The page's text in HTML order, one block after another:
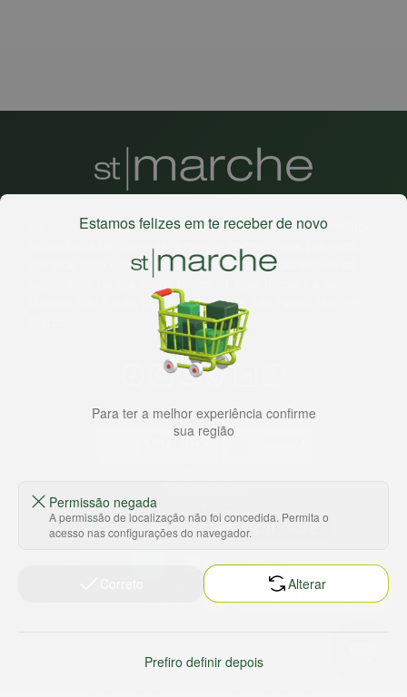
Há mais de 22 anos, o St. Marche busca oferecer a melhor
experiência de compras, a preços competitivos, pra você
comprar tudo o que precisa para seu dia a dia em um só
lugar. Além da loja online temos 31 lojas físicas na capital,
Grande São Paulo, litoral e interior de São Paulo. Vem ser
HORTUS COMERCIO DE ALIMENTOS S.A
CNPJ: 09.000.493/0002-15
Termos de serviço
Estamos felizes em te receber de novo
Para ter a melhor experiência confirme
sua região
Permissão negada
A permissão de localização não foi concedida. Permita o
acesso nas configurações do navegador.
Alterar
Prefiro definir depois